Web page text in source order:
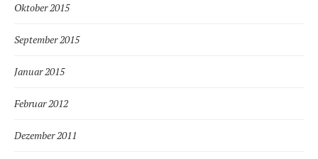
Oktober 2015
September 2015
Januar 2015
Februar 2012
Dezember 2011